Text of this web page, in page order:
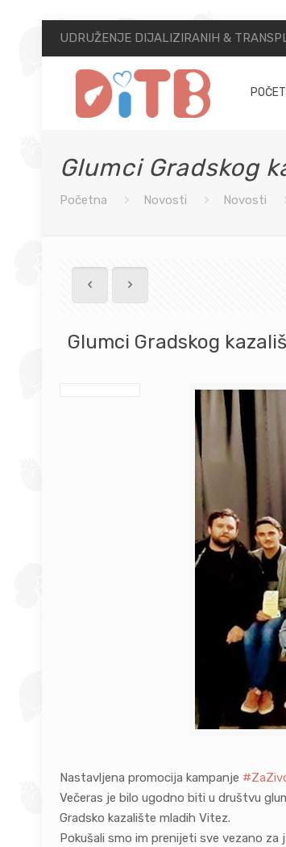
UDRUŽENJE DIJALIZIRANIH &
Glumci Gradskog
Početna Novosti Novosti
Glumci Gradskog
Nastavljena promocija kampanje #
Večeras je bilo ugodno biti u društvu
Gradsko kazalište mladih Vitez.
Pokušalismo im prenijeti sve vezano za